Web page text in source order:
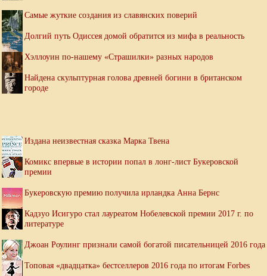
Самые жуткие создания из славянских поверий
Долгий путь Одиссея домой обратится из мифа в реальность
Хэллоуин по-нашему «Страшилки» разных народов
Найдена скульптурная голова древней богини в британском
городе
Издана неизвестная сказка Марка Твена
Комикс впервые в истории попал в лонг-лист Букеровской
премии
Букеровскую премию получила ирландка Анна Бернс
Кадзуо Исигуро стал лауреатом Нобелевской премии 2017 г. по
литературе
Джоан Роулинг признали самой богатой писательницей 2016 года
Топовая «двадцатка» бестселлеров 2016 года по итогам Forbes